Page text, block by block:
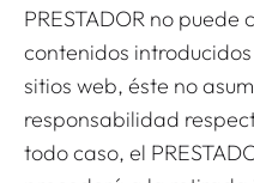
PRESTADOR no
contenidos
sitios web, éste no
responsabilidad
todo caso, el